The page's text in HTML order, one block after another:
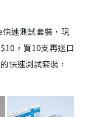
速測試套裝，現
，買10支再送口
快速測試套裝，